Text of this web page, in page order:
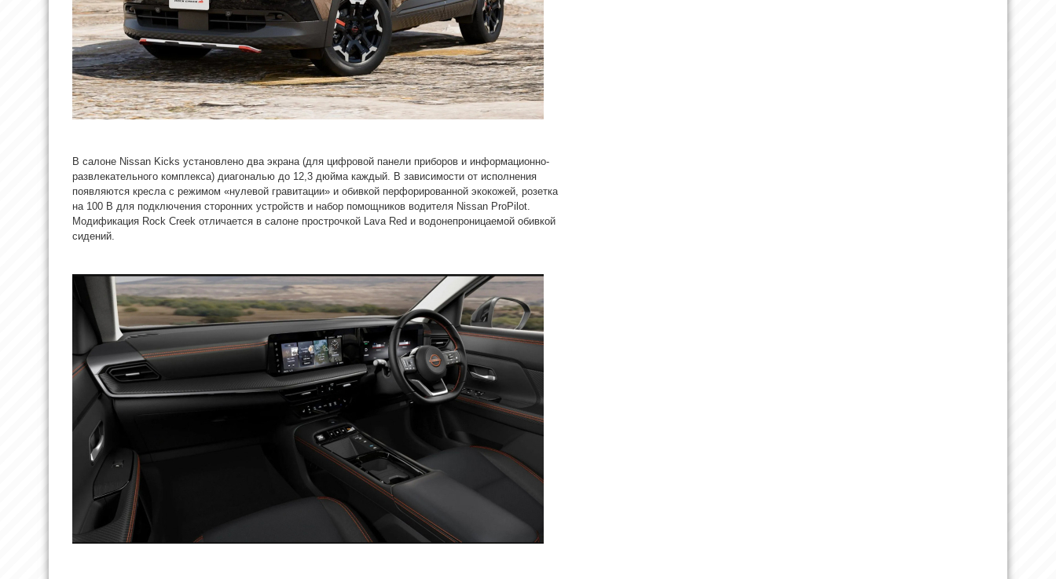
В салоне Nissan Kicks установлено два экрана (для цифровой панели приборов и информационно-
развлекательного комплекса) диагональю до 12,3 дюйма каждый. В зависимости от исполнения
появляются кресла с режимом «нулевой гравитации» и обивкой перфорированной экокожей, розетка
на 100 В для подключения сторонних устройств и набор помощников водителя Nissan ProPilot.
Модификация Rock Creek отличается в салоне прострочкой Lava Red и водонепроницаемой обивкой
сидений.